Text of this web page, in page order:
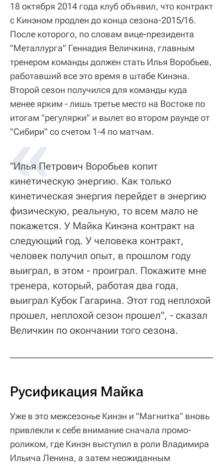
18 октября 2014 года клуб объявил, что контракт
с Кинэном продлен до конца сезона-2015/16.
После которого, по словам вице-президента
"Металлурга" Геннадия Величкина, главным
тренером команды должен стать Илья Воробьев,
работавший все это время в штабе Кинэна.
Второй сезон получился для команды куда
менее ярким - лишь третье место на Востоке по
итогам "регулярки" и вылет во втором раунде от
"Сибири" со счетом 1-4 по матчам.
"Илья Петрович Воробьев копит
кинетическую энергию. Как только
кинетическая энергия перейдет в энергию
физическую, реальную, то всем мало не
покажется. У Майка Кинэна контракт на
следующий год. У человека контракт,
человек получил опыт, в прошлом году
выиграл, в этом - проиграл. Покажите мне
тренера, который, работая два года,
выиграл Кубок Гагарина. Этот год неплохой
прошел, неплохой сезон прошел", - сказал
Величкин по окончании того сезона.
Русификация Майка
Уже в это межсезонье Кинэн и "Магнитка" вновь
привлекли к себе внимание сначала промо-
роликом, где Кинэн выступил в роли Владимира
Ильича Ленина, а затем неожиданным